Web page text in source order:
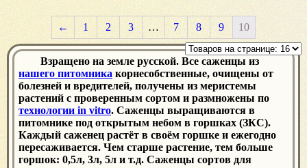
← 1 2 3 … 7 8 9 10
Взращено на земле русской. Все саженцы из
нашего питомника корнесобственные, очищены от
болезней и вредителей, получены из меристемы
растений с проверенным сортом и размножены по
технологии in vitro. Саженцы выращиваются в
питомнике под открытым небом в горшках (ЗКС).
Каждый саженец растёт в своём горшке и ежегодно
пересаживается. Чем старше растение, тем больше
горшок: 0,5л, 3л, 5л и т.д. Саженцы сортов для